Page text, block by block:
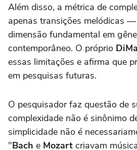
Além disso, a métrica de
apenas transições melódicas
dimensão fundamental em
contemporâneo. O próprio
essas limitações e afirma que
em pesquisas futuras.
O pesquisador faz questão de
complexidade não é sinônimo
simplicidade não é
"Bach e Mozart criavam